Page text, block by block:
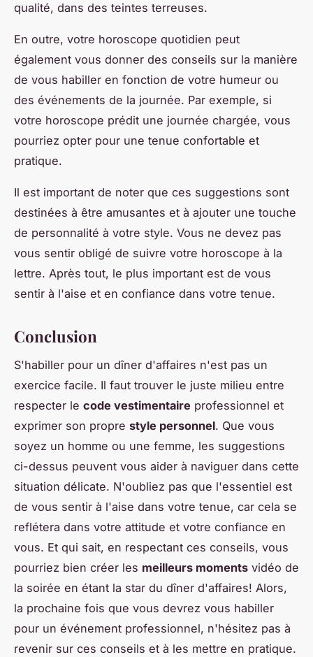
qualité, dans des teintes terreuses.
En outre, votre horoscope quotidien peut
également vous donner des conseils sur la manière
de vous habiller en fonction de votre humeur ou
des événements de la journée. Par exemple, si
votre horoscope prédit une journée chargée, vous
pourriez opter pour une tenue confortable et
pratique.
Il est important de noter que ces suggestions sont
destinées à être amusantes et à ajouter une touche
de personnalité à votre style. Vous ne devez pas
vous sentir obligé de suivre votre horoscope à la
lettre. Après tout, le plus important est de vous
sentir à l'aise et en confiance dans votre tenue.
Conclusion
S'habiller pour un dîner d'affaires n'est pas un
exercice facile. Il faut trouver le juste milieu entre
respecter le code vestimentaire professionnel et
exprimer son propre style personnel. Que vous
soyez un homme ou une femme, les suggestions
ci-dessus peuvent vous aider à naviguer dans cette
situation délicate. N'oubliez pas que l'essentiel est
de vous sentir à l'aise dans votre tenue, car cela se
reflétera dans votre attitude et votre confiance en
vous. Et qui sait, en respectant ces conseils, vous
pourriez bien créer les meilleurs moments vidéo de
la soirée en étant la star du dîner d'affaires! Alors,
la prochaine fois que vous devrez vous habiller
pour un événement professionnel, n'hésitez pas à
revenir sur ces conseils et à les mettre en pratique.